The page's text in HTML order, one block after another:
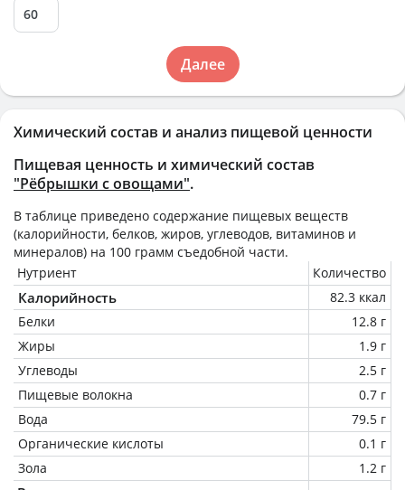
Химический состав и анализ пищевой ценности
Пищевая ценность и химический состав
"Рëбрышки с овощами".
В таблице приведено содержание пищевых веществ
(калорийности, белков, жиров, углеводов, витаминов и
минералов) на 100 грамм съедобной части.
Нутриент
Количество
Калорийность
82.3 ккал
Белки
12.8 г
Жиры
1.9 г
Углеводы
2.5 г
Пищевые волокна
0.7 г
Вода
79.5 г
Органические кислоты
0.1 г
Зола
1.2 г
Далее